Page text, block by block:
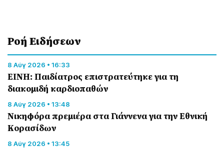
Ροή Eιδήσεων
8 Αύγ 2026 • 16:33
ΕΙΝΗ: Παιδίατρος επιστρατεύτηκε για τη
διακομιδή καρδιοπαθών
8 Αύγ 2026 • 13:48
Nικηφόρα πρεμιέρα στα Γιάννενα για την Εθνική
Κορασίδων
8 Αύγ 2026 • 13:45